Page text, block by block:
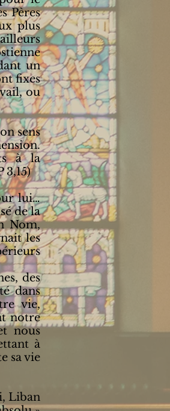
Pères
plus
un
fixes
ou
sens
à la
3,15)
lui…
de la
Nom,
les
des
dans
vie,
notre
nous
à
sa vie
Liban